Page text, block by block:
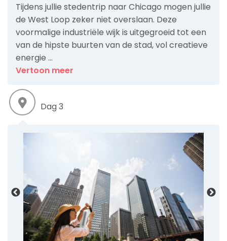
Tijdens jullie stedentrip naar Chicago mogen jullie
de West Loop zeker niet overslaan. Deze
voormalige industriële wijk is uitgegroeid tot een
van de hipste buurten van de stad, vol creatieve
energie ...
Vertoon meer
Dag 3